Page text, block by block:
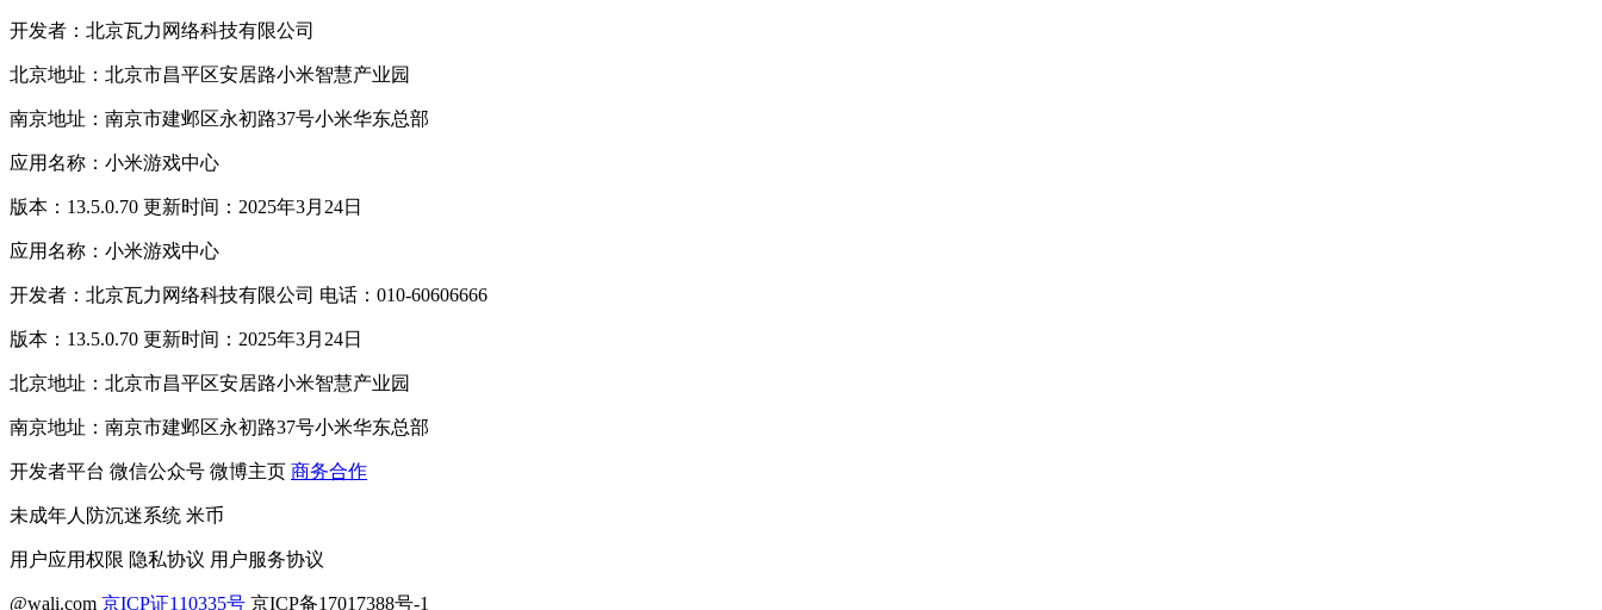
开发者：北京瓦力网络科技有限公司
北京地址：北京市昌平区安居路小米智慧产业园
南京地址：南京市建邺区永初路37号小米华东总部
应用名称：小米游戏中心
版本：13.5.0.70 更新时间：2025年3月24日
应用名称：小米游戏中心
开发者：北京瓦力网络科技有限公司 电话：010-60606666
版本：13.5.0.70 更新时间：2025年3月24日
北京地址：北京市昌平区安居路小米智慧产业园
南京地址：南京市建邺区永初路37号小米华东总部
开发者平台 微信公众号 微博主页 商务合作
未成年人防沉迷系统 米币
用户应用权限 隐私协议 用户服务协议
@wali.com 京ICP证110335号 京ICP备17017388号-1